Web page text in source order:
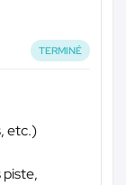
TERMINÉ
etc.)
piste,